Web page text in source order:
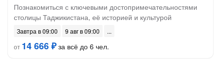
Познакомиться с ключевыми достопримечательностями
столицы Таджикистана, её историей и культурой
Завтра в 09:00
9 авг в 09:00
от 14 666 ₽за всё до 6 чел.